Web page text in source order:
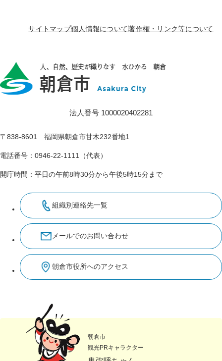
サイトマップ個人情報について著作権・リンク等について
法人番号 1000020402281
〒838-8601 福岡県朝倉市甘木232番地1
電話番号：0946-22-1111（代表）
開庁時間：平日の午前8時30分から午後5時15分まで
組織別連絡先一覧
メールでのお問い合わせ
朝倉市役所へのアクセス
朝倉市
観光PRキャラクター